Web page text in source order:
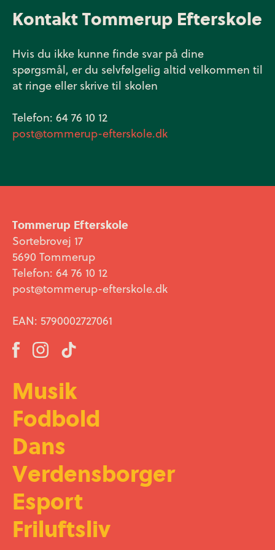
forskellige roommates. Den første gang
marts.
Kontakt Tommerup Efterskole
Hvis du ikke kunne finde svar på dine
spørgsmål, er du selvfølgelig altid velkommen til
at ringe eller skrive til skolen
Telefon: 64 76 10 12
post@tommerup-efterskole.dk
Tommerup Efterskole
Sortebrovej 17
5690 Tommerup
Telefon: 64 76 10 12
post@tommerup-efterskole.dk
EAN: 5790002727061
Musik
Fodbold
Dans
Verdensborger
Esport
Friluftsliv